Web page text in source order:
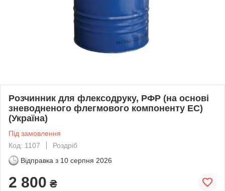
Розчинник для флексодруку, РФР (на основі
зневодненого флегмового компоненту ЕС)
(Україна)
Під замовлення
Код: 1107
Роздріб
Відправка з 10 серпня 2026
2 800 ₴